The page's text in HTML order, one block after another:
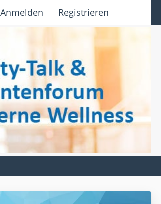
Anmelden Registrieren